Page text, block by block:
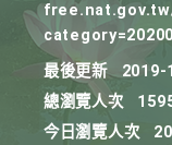
最後更新
2019-
總瀏覽人次
今日瀏覽人次